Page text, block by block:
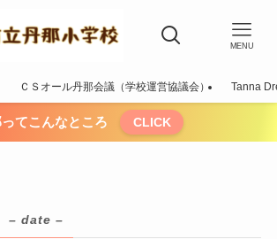
MENU
ＣＳオール丹那会議（学校運営協議会） Tanna
てこんなところ CLICK
– date –